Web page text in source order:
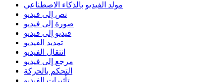
مولد الفيديو بالذكاء الاصطناعي
نص إلى فيديو
صورة إلى فيديو
فيديو إلى فيديو
تمديد الفيديو
انتقال الفيديو
مرجع إلى فيديو
التحكم بالحركة